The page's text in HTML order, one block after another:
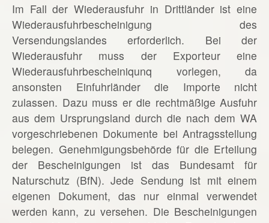
Im Fall der Wiederausfuhr in Drittländer ist eine
Wiederausfuhrbescheinigung des
Versendungslandes erforderlich. Bei der
Wiederausfuhr muss der Exporteur eine
Wiederausfuhrbescheiniqunq vorlegen, da
ansonsten Einfuhrländer die Importe nicht
zulassen. Dazu muss er die rechtmäßige Ausfuhr
aus dem Ursprungsland durch die nach dem WA
vorgeschriebenen Dokumente bei Antragsstellung
belegen. Genehmigungsbehörde für die Erteilung
der Bescheinigungen ist das Bundesamt für
Naturschutz (BfN). Jede Sendung ist mit einem
eigenen Dokument, das nur einmal verwendet
werden kann, zu versehen. Die Bescheinigungen